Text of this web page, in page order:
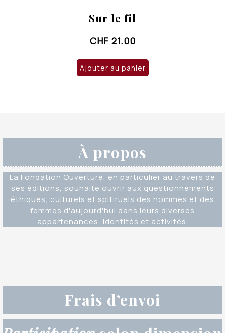
Sur le fil
CHF 21.00
Ajouter au panier
À propos
La Fondation Ouverture, en particulier au travers de
ses éditions, souhaite ouvrir aux questionnements
éthiques, culturels et spitiruels des hommes et des
femmes d'aujourd'hui dans leurs diverses
appartenances, identités et activités.
Frais d’envoi